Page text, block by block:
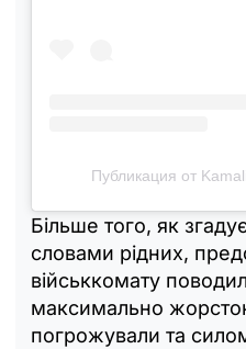
Публикация от
Більше того, як
словами рідних,
військкомату
максимально
погрожували та